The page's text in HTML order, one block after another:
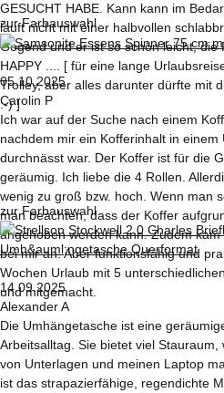
GESUCHT HABE. Kann kann im
läuft nicht mit einer halbvollen
Gegend und er ist so schön leicht, die
HAPPY .... [ für eine lange
Trolley, aber alles darunter dürfte mit
:-) ]
zur Farbauswahl
05.10.2025
Carolin P
Ich war auf der Suche nach einem
nachdem mir ein Kofferinhalt in
durchnässt war. Der Koffer ist für die
geräumig. Ich liebe die 4 Rollen.
wenig zu groß bzw. hoch. Wenn man
man beachten, dass der Koffer
angehoben werden kann. Zudem
bei mir an. Aber funktionsfähig und
Wochen Urlaub mit 5
und mitgemacht.
zur Farbauswahl
14.09.2025
Alexander A
Die Umhängetasche ist eine
Arbeitsalltag. Sie bietet viel
von Unterlagen und meinen Laptop
ist das strapazierfähige, regendichte